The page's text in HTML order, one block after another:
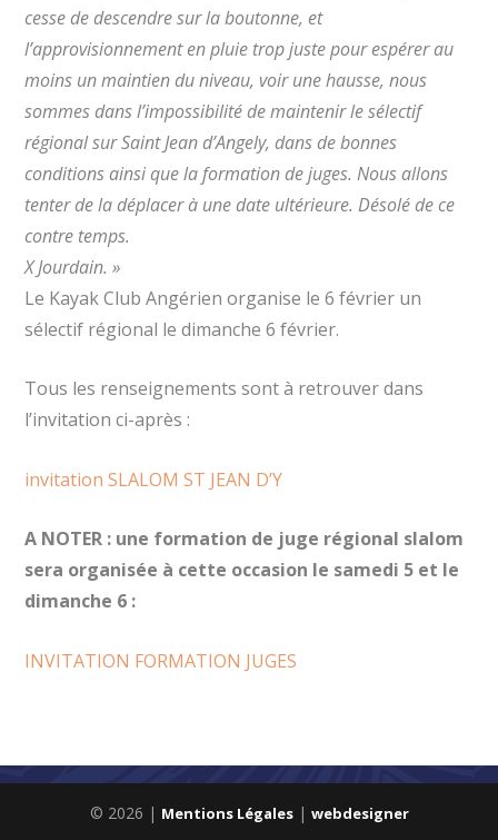
cesse de descendre sur la boutonne, et
l’approvisionnement en pluie trop juste pour espérer au
moins un maintien du niveau, voir une hausse, nous
sommes dans l’impossibilité de maintenir le sélectif
régional sur Saint Jean d’Angely, dans de bonnes
conditions ainsi que la formation de juges. Nous allons
tenter de la déplacer à une date ultérieure. Désolé de ce
contre temps.
X Jourdain. »
Le Kayak Club Angérien organise le 6 février un
sélectif régional le dimanche 6 février.
Tous les renseignements sont à retrouver dans
l’invitation ci-après :
invitation SLALOM ST JEAN D’Y
A NOTER : une formation de juge régional slalom
sera organisée à cette occasion le samedi 5 et le
dimanche 6 :
INVITATION FORMATION JUGES
© 2026 | Mentions Légales| webdesigner